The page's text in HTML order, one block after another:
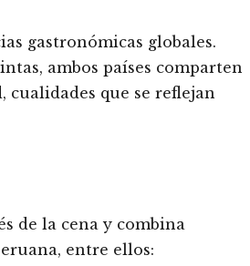
gastronómicas globales.
ambos países comparten
que se reflejan
de la cena y combina
entre ellos: